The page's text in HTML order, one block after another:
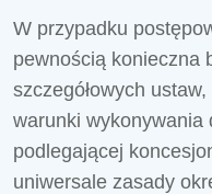
W przypadku
pewnością konieczna
szczegółowych
warunki wykonywania
podlegającej
uniwersale zasady